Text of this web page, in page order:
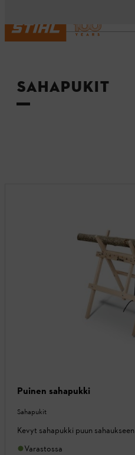
Etusivu
SAHAPUKIT
Puinen sahapukki
Sahapukit
Kevyt sahapukki puun sahaukseen
Varastossa